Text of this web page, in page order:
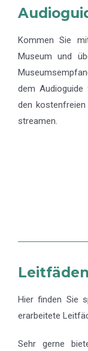
Kommen Sie
Museum und
dem Audioguide
den
streamen.
Leitfäden
Hier finden Sie
erarbeitete
Sehr gerne